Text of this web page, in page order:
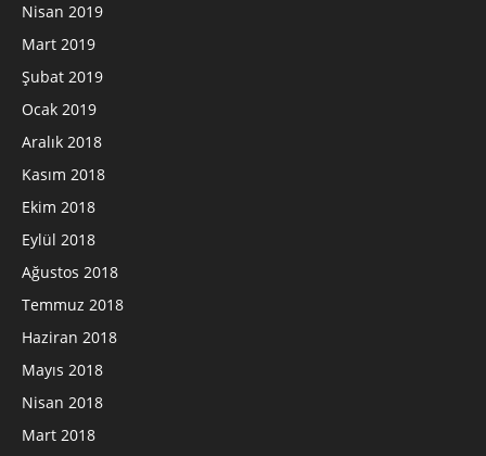
Nisan 2019
Mart 2019
Şubat 2019
Ocak 2019
Aralık 2018
Kasım 2018
Ekim 2018
Eylül 2018
Ağustos 2018
Temmuz 2018
Haziran 2018
Mayıs 2018
Nisan 2018
Mart 2018